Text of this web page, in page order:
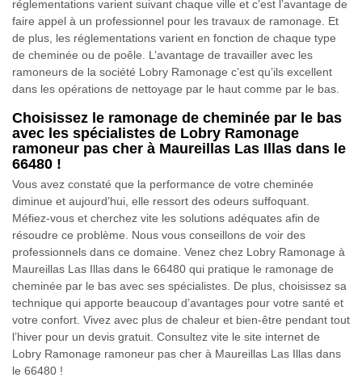
réglementations varient suivant chaque ville et c’est l’avantage de
faire appel à un professionnel pour les travaux de ramonage. Et
de plus, les réglementations varient en fonction de chaque type
de cheminée ou de poêle. L’avantage de travailler avec les
ramoneurs de la société Lobry Ramonage c’est qu’ils excellent
dans les opérations de nettoyage par le haut comme par le bas.
Choisissez le ramonage de cheminée par le bas
avec les spécialistes de Lobry Ramonage
ramoneur pas cher à Maureillas Las Illas dans le
66480 !
Vous avez constaté que la performance de votre cheminée
diminue et aujourd’hui, elle ressort des odeurs suffoquant.
Méfiez-vous et cherchez vite les solutions adéquates afin de
résoudre ce problème. Nous vous conseillons de voir des
professionnels dans ce domaine. Venez chez Lobry Ramonage à
Maureillas Las Illas dans le 66480 qui pratique le ramonage de
cheminée par le bas avec ses spécialistes. De plus, choisissez sa
technique qui apporte beaucoup d’avantages pour votre santé et
votre confort. Vivez avec plus de chaleur et bien-être pendant tout
l’hiver pour un devis gratuit. Consultez vite le site internet de
Lobry Ramonage ramoneur pas cher à Maureillas Las Illas dans
le 66480 !